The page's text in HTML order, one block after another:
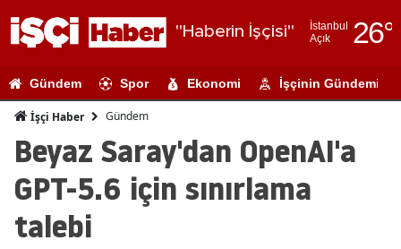
"Haberin İşçisi"
İstanbul
Açık
26°
Adıyaman
Ağrı
Gündem Spor Ekonomi İşçinin Gündemi
İşçi Haber Gündem
Beyaz Saray'dan OpenAI'a
GPT-5.6 için sınırlama
talebi